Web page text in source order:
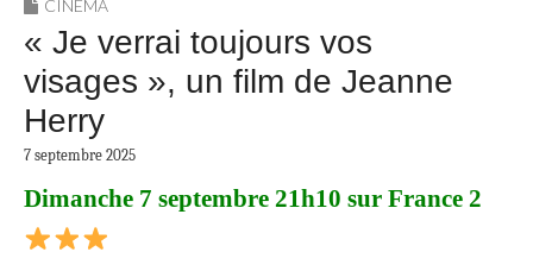
CINÉMA
« Je verrai toujours vos
visages », un film de Jeanne
Herry
7 septembre 2025
Dimanche 7 septembre 21h10 sur France 2